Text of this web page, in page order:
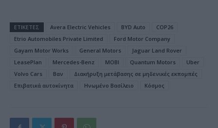
ΕΤΙΚΕΤΕΣ Avera Electric Vehicles BYD Auto
COP26
Etrio Automobiles Private Limited
Ford Motor Company
Gayam Motor Works
General Motors
Jaguar Land Rover
LeasePlan
Mercedes-Benz MOBI Quantum Motors
Uber
Volvo Cars
Βαν
Διακήρυξη μετάβασης σε μηδενικές εκπομπές
Επιβατικά αυτοκίνητα
Ηνωμένο Βασίλειο Κόσμος